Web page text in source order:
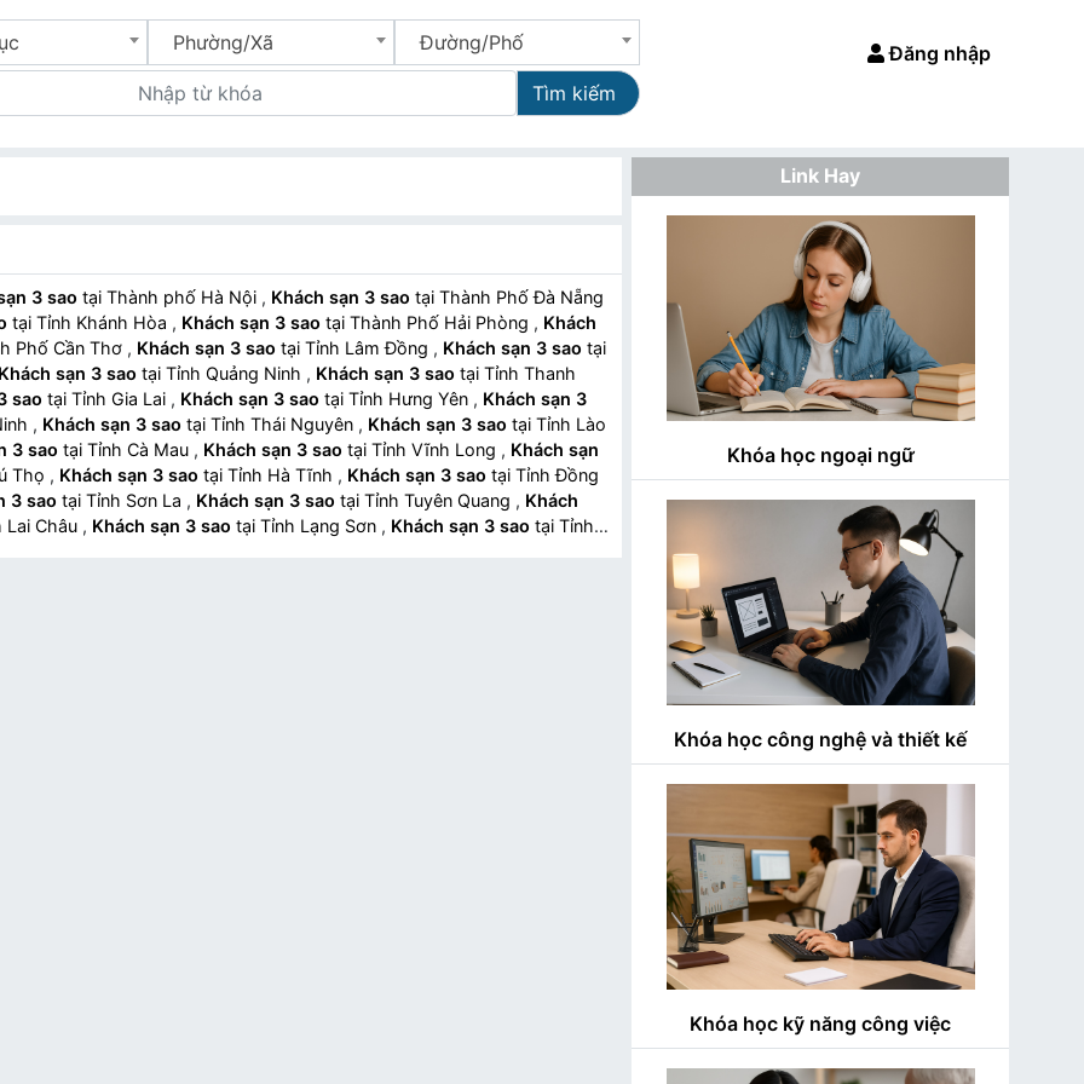
Phường/Xã Đường/Phố
Tìm kiếm
Đăng nhập
3 sao tại Thành phố Hà Nội , Khách sạn 3 sao tại Thành Phố Đà Nẵng
tại Tỉnh Khánh Hòa , Khách sạn 3 sao tại Thành Phố Hải Phòng , Khách
Phố Cần Thơ , Khách sạn 3 sao tại Tỉnh Lâm Đồng , Khách sạn 3 sao tại
Khách sạn 3 sao tại Tỉnh Quảng Ninh , Khách sạn 3 sao tại Tỉnh Thanh
sao tại Tỉnh Gia Lai , Khách sạn 3 sao tại Tỉnh Hưng Yên , Khách sạn 3
, Khách sạn 3 sao tại Tỉnh Thái Nguyên , Khách sạn 3 sao tại Tỉnh Lào
3 sao tại Tỉnh Cà Mau , Khách sạn 3 sao tại Tỉnh Vĩnh Long , Khách sạn
Thọ , Khách sạn 3 sao tại Tỉnh Hà Tĩnh , Khách sạn 3 sao tại Tỉnh Đồng
3 sao tại Tỉnh Sơn La , Khách sạn 3 sao tại Tỉnh Tuyên Quang , Khách
Lai Châu , Khách sạn 3 sao tại Tỉnh Lạng Sơn , Khách sạn 3 sao tại Tỉnh
Link Hay
Khóa học ngoại ngữ
Khóa học công nghệ và thiết kế
Khóa học kỹ năng công việc